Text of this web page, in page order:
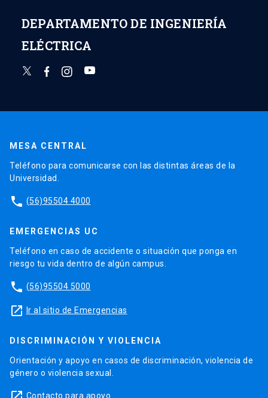
DEPARTAMENTO DE INGENIERÍA
ELÉCTRICA
MESA CENTRAL
Teléfono para comunicarse con las distintas áreas de la
Universidad.
phone (56)95504 4000
EMERGENCIAS UC
Teléfono en caso de accidente o situación que ponga en
riesgo tu vida dentro de algún campus.
phone (56)95504 5000
launch Ir al sitio de Emergencias
DISCRIMINACIÓN Y VIOLENCIA
Orientación y apoyo en casos de discriminación, violencia de
género o violencia sexual.
Contacto para apoyo